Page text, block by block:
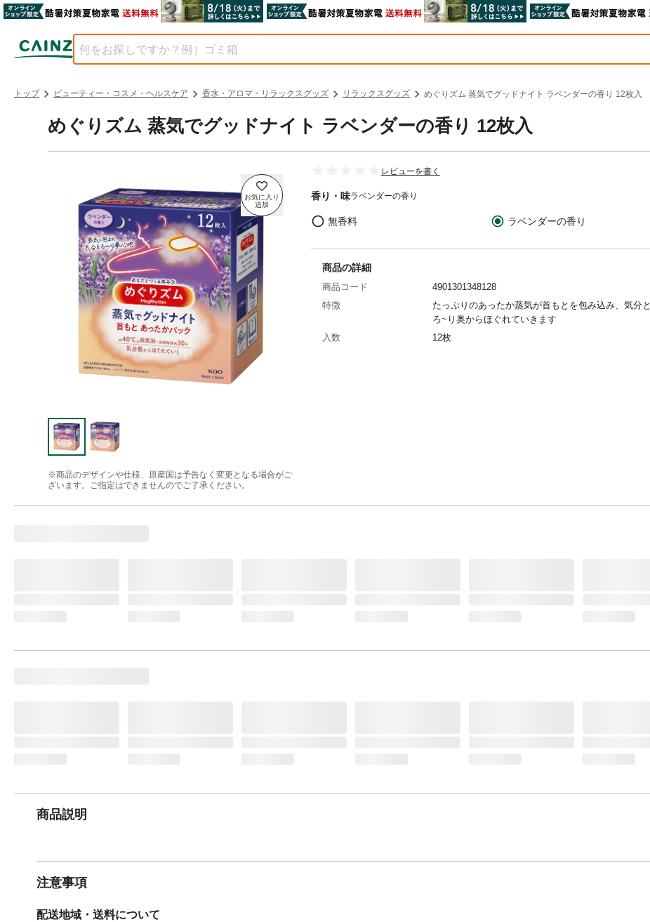
トップ ビューティー・コスメ・ヘルスケア 香水・アロマ・リラックスグッズ リラックスグッズ めぐりズム 蒸気でグッドナイト ラベンダーの香り 12枚入
めぐりズム 蒸気でグッドナイト ラベンダーの香り 12枚入
※商品のデザインや仕様、原産国は予告なく変更となる場合がご
ざいます。ご指定はできませんのでご了承ください。
レビューを書く
香り・味ラベンダーの香り
無香料 ラベンダーの香り
商品の詳細
商品コード
4901301348128
特徴
たっぷりのあったか蒸気が首もとを包み込み、気分と
ろ~り奥からほぐれていきます
入数
12枚
商品説明
注意事項
配送地域・送料について